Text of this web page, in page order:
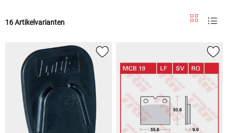
16 Artikelvarianten